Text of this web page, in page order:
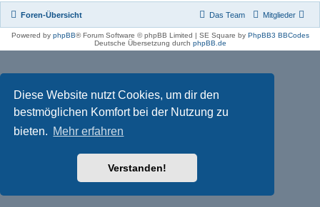
Diese Website nutzt Cookies, um dir den
bestmöglichen Komfort bei der Nutzung zu
bieten. Mehr erfahren
Verstanden!
Foren-Übersicht Mitglieder
Das Team
Powered by phpBB® Forum Software © phpBB Limited | SE Square by PhpBB3 BBCodes
Deutsche Übersetzung durch phpBB.de